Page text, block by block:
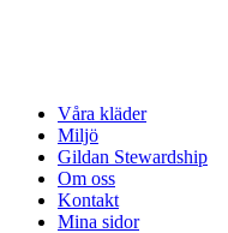
Våra kläder
Miljö
Gildan Stewardship
Om oss
Kontakt
Mina sidor